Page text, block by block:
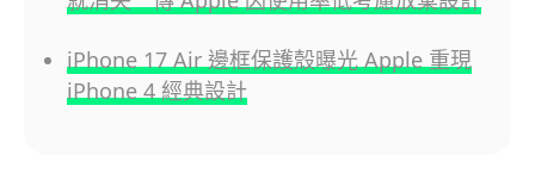
iPhone 17 Air 邊框保護殼曝光 Apple 重現
iPhone 4 經典設計